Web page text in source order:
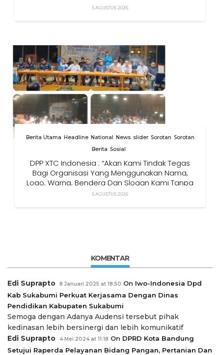
5 AGUSTUS 2026
Berita Utama Headline National News slider Sorotan Sorotan
Berita Sosial
DPP XTC Indonesia : “Akan Kami Tindak Tegas
Bagi Organisasi Yang Menggunakan Nama,
Logo, Warna, Bendera Dan Slogan Kami Tanpa
Izin”
5 AGUSTUS 2026
KOMENTAR
Edi Suprapto 8 Januari 2025 at 18:50 On Iwo-Indonesia Dpd
Kab Sukabumi Perkuat Kerjasama Dengan Dinas
Pendidikan Kabupaten Sukabumi
Semoga dengan Adanya Audensi tersebut pihak
kedinasan lebih bersinergi dan lebih komunikatif
Edi Suprapto
4 Mei 2024 at 11:18 On DPRD Kota Bandung
Setujui Raperda Pelayanan Bidang Pangan, Pertanian Dan